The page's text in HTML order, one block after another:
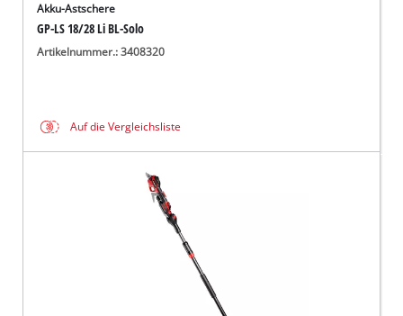
Akku-Astschere
GP-LS 18/28 Li BL-Solo
Artikelnummer.: 3408320
Auf die Vergleichsliste